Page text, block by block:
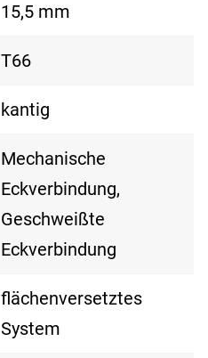
15,5 mm
T66
kantig
Mechanische
Eckverbindung,
Geschweißte
Eckverbindung
flächenversetztes
System